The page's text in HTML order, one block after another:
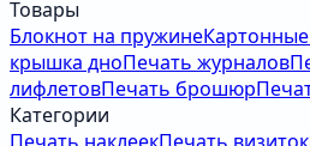
Товары
Блокнот на пружине
крышка дноПечать журналов
лифлетовПечать брошюр
Категории